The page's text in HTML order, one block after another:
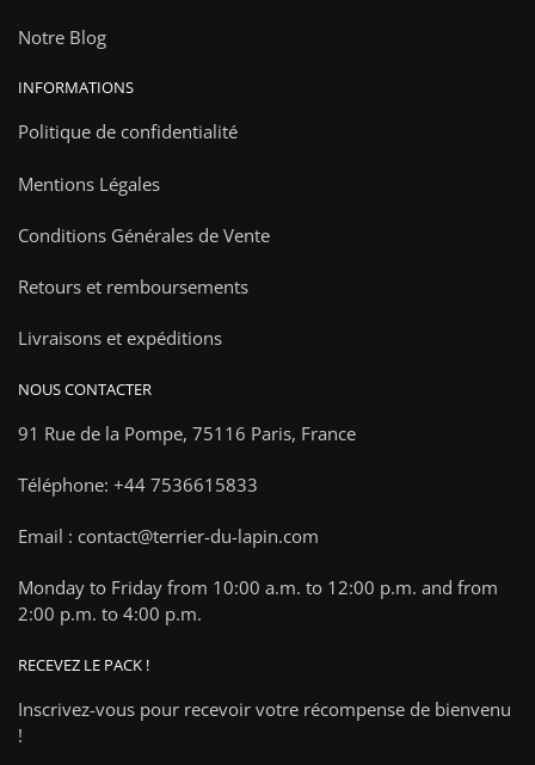
Notre Blog
INFORMATIONS
Politique de confidentialité
Mentions Légales
Conditions Générales de Vente
Retours et remboursements
Livraisons et expéditions
NOUS CONTACTER
91 Rue de la Pompe, 75116 Paris, France
Téléphone: +44 7536615833
Email : contact@terrier-du-lapin.com
Monday to Friday from 10:00 a.m. to 12:00 p.m. and from
2:00 p.m. to 4:00 p.m.
RECEVEZ LE PACK !
Inscrivez-vous pour recevoir votre récompense de bienvenu
!